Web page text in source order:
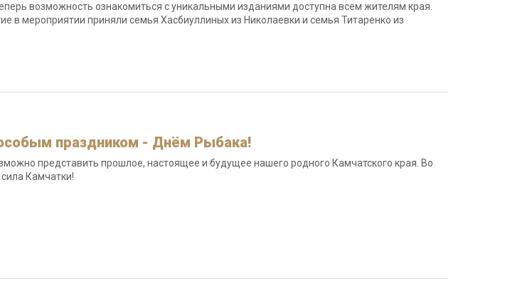
возможность ознакомиться с уникальными изданиями доступна всем жителям края.
в мероприятии приняли семья Хасбиуллиных из Николаевки и семья Титаренко из
праздником - Днём Рыбака!
представить прошлое, настоящее и будущее нашего родного Камчатского края. Во
Камчатки!